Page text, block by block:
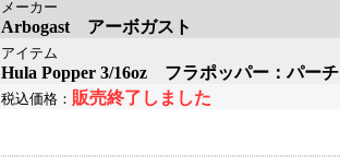
メーカー
Arbogast アーボガスト
アイテム
Hula Popper 3/16oz フラポッパー：パーチ
税込価格： 販売終了しました